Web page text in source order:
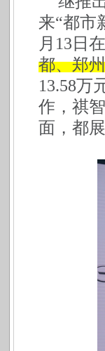
来“都市
月13日在
都、郑
13.58万
作，祺
面，都